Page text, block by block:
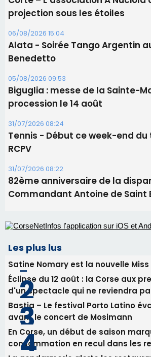
31/07/2026 08:24
Tennis - Début ce week-end du
RCPV
31/07/2026 08:22
82ème anniversaire de la
Commandant Antoine de Saint
Les plus lus
Satine Nomary est la nouvelle Miss
d'un spectacle qui ne reviendra
Bastia – Le festival Porto Latino
avant le concert de Mosimann
consommation en recul dans les
face à une nouvelle escroquerie au
vin
Newsletter
Inscrivez-vous à la newsletter de CNI
email les infos les plus importantes
nos meilleurs articles